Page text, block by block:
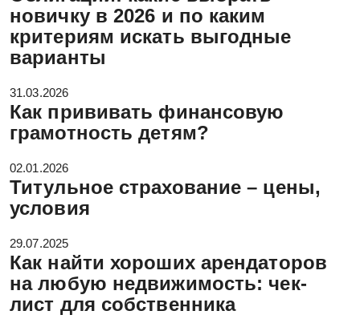
новичку в 2026 и по каким
критериям искать выгодные
варианты
31.03.2026
Как прививать финансовую
грамотность детям?
02.01.2026
Титульное страхование – цены,
условия
29.07.2025
Как найти хороших арендаторов
на любую недвижимость: чек-
лист для собственника